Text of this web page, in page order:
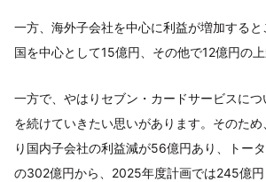
一方、海外子会社を中心に利益が増加する
国を中心として15億円、その他で12億円の上
一方で、やはりセブン・カードサービスに
を続けていきたい思いがあります。そのため
り国内子会社の利益減が56億円あり、トー
の302億円から、2025年度計画では245億円